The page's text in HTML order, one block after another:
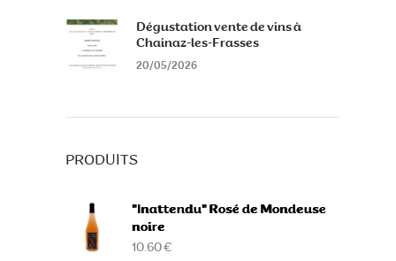
Dégustation vente de vins à
Chainaz-les-Frasses
20/05/2026
PRODUITS
"Inattendu" Rosé de Mondeuse
noire
10.60 €